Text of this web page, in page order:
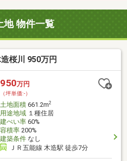
地 物件一覧
桜川 950万円
950万円
（坪単価:-）
土地面積661.2m2
用途地域１種住居
建ぺい率60%
容積率200%
建築条件なし
ＪＲ五能線 木造駅 徒歩7分